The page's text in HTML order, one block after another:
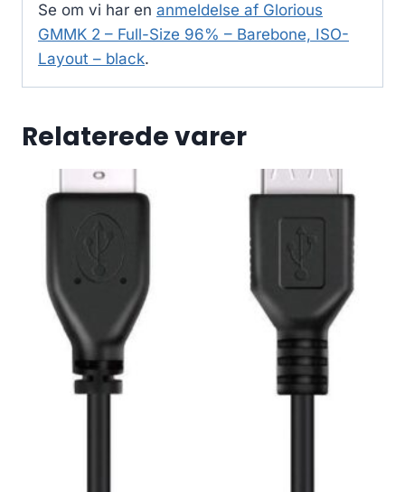
Se om vi har en anmeldelse af Glorious
GMMK 2 – Full-Size 96% – Barebone, ISO-
Layout – black.
Relaterede varer